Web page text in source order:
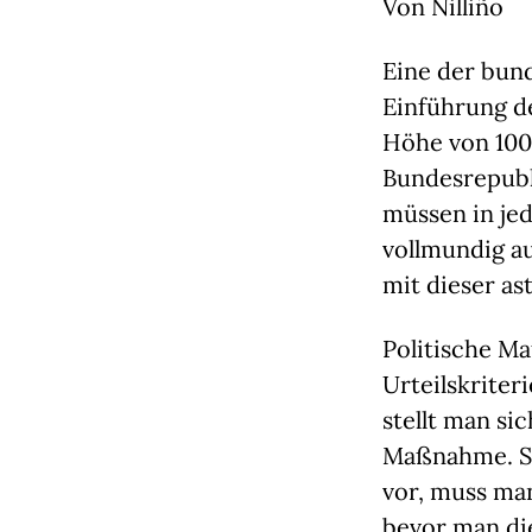
Von Nilliño
Eine der
Einführung
Höhe von
müssen in
vollmundig
mit dieser
Politische
stellt man
Maßnahme.
vor, muss